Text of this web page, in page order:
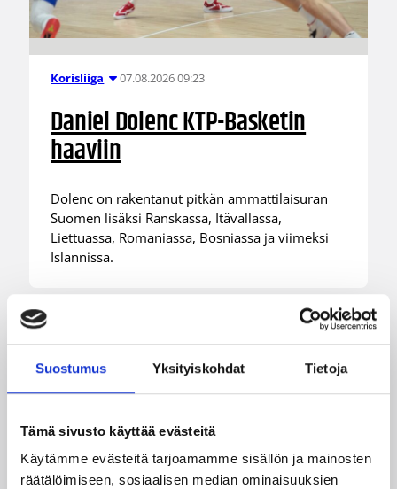
Suostumus Yksityiskohdat Tietoja
Tämä sivusto käyttää evästeitä
Käytämme evästeitä tarjoamamme sisällön ja mainosten
räätälöimiseen, sosiaalisen median ominaisuuksien
Korisliiga 07.08.2026 09:23
Daniel Dolenc KTP-Basketin
haaviin
Dolenc on rakentanut pitkän ammattilaisuran
Suomen lisäksi Ranskassa, Itävallassa,
Liettuassa, Romaniassa, Bosniassa ja viimeksi
Islannissa.